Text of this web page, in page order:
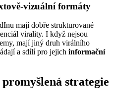
vizuální formáty
mají dobře strukturované
virality. I když nejsou
mají jiný druh virálního
a sdílí pro jejich informační
strategie